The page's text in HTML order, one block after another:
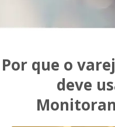
Por que o
deve